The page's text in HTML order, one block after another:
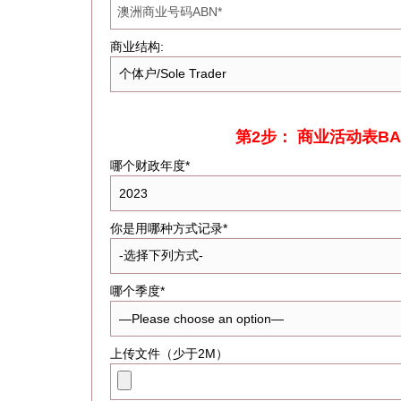
商业结构:
第2步： 商业活动表
哪个财政年度*
你是用哪种方式记录*
哪个季度*
上传文件（少于2M）